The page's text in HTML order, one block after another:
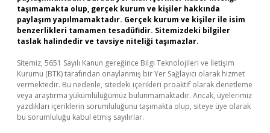
taşımamakta olup, gerçek kurum ve kişiler hakkında
paylaşım yapılmamaktadır. Gerçek kurum ve kişiler ile isim
benzerlikleri tamamen tesadüfidir. Sitemizdeki bilgiler
taslak halindedir ve tavsiye niteliği taşımazlar.
Sitemiz, 5651 Sayılı Kanun gereğince Bilgi Teknolojileri ve İletişim
Kurumu (BTK) tarafından onaylanmış bir Yer Sağlayıcı olarak hizmet
vermektedir. Bu nedenle, sitedeki içerikleri proaktif olarak denetleme
veya araştırma yükümlülüğümüz bulunmamaktadır. Ancak, üyelerimiz
yazdıkları içeriklerin sorumluluğunu taşımakta olup, siteye üye olarak
bu sorumluluğu kabul etmiş sayılırlar.